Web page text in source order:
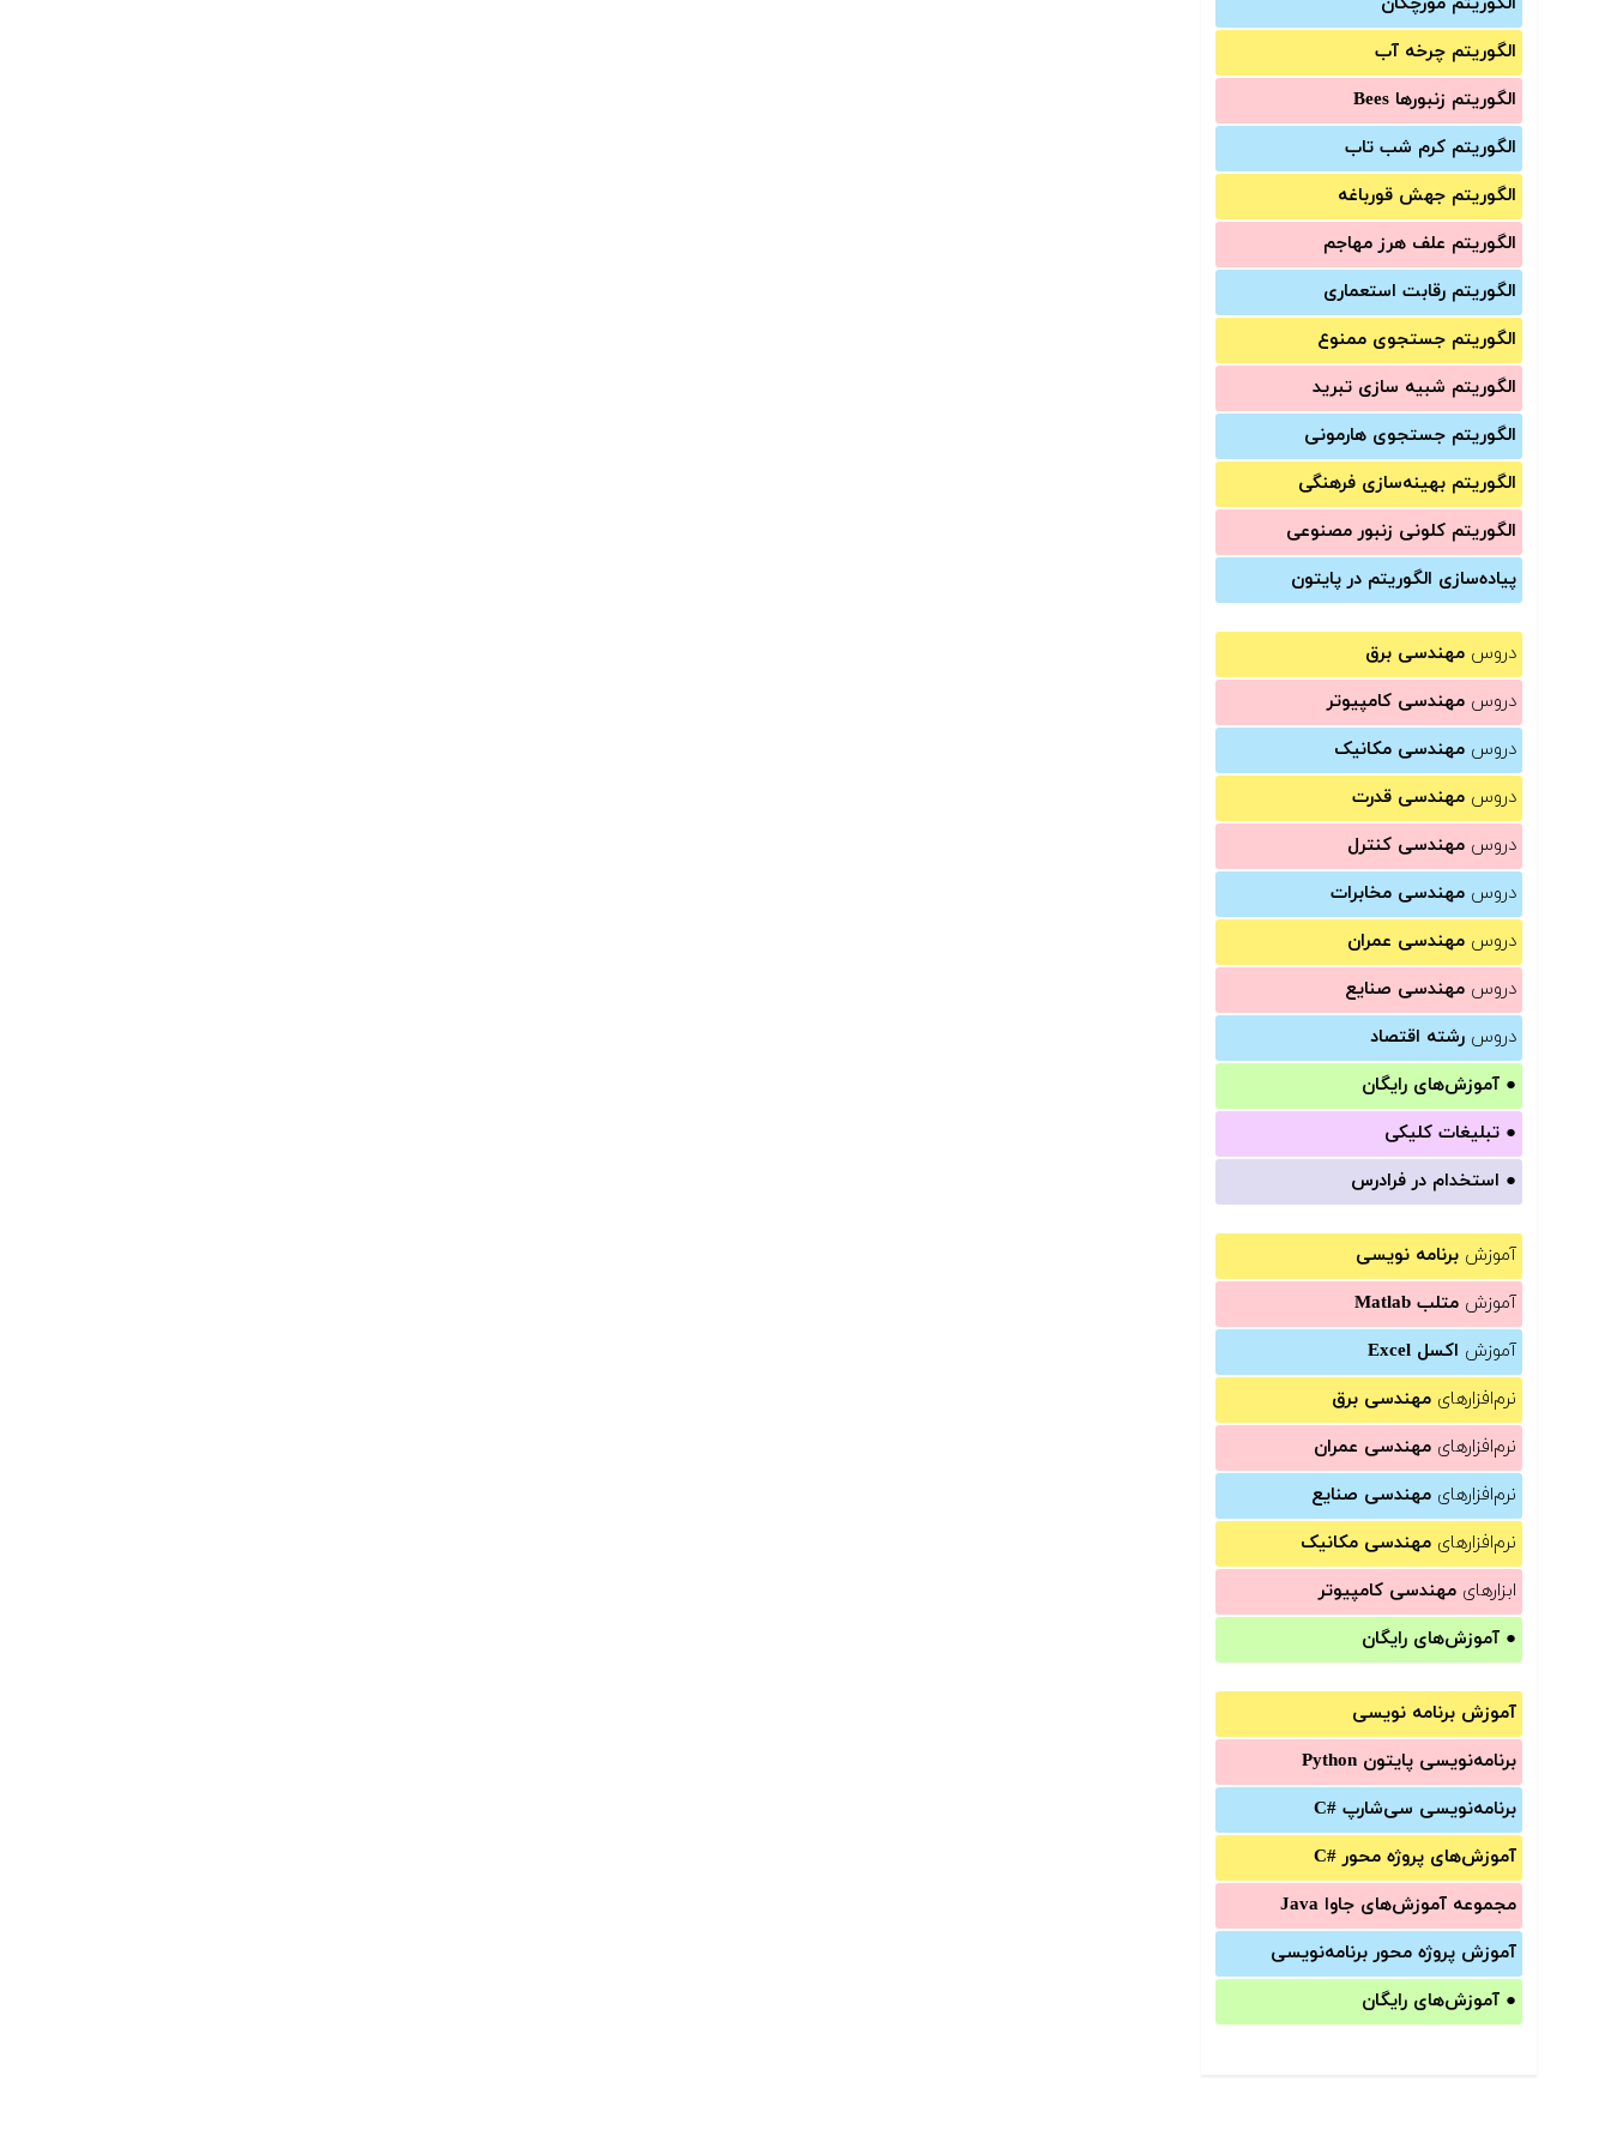
الگوریتم چرخه آب
الگوریتم زنبورها Bees
الگوریتم کرم شب تاب
الگوریتم جهش قورباغه
الگوریتم علف هرز مهاجم
الگوریتم رقابت استعماری
الگوریتم جستجوی ممنوع
الگوریتم شبیه سازی تبرید
الگوریتم جستجوی هارمونی
الگوریتم بهینه‌سازی فرهنگی
الگوریتم کلونی زنبور مصنوعی
پیاده‌سازی الگوریتم در پایتون
دروس مهندسی برق
دروس مهندسی کامپیوتر
دروس مهندسی مکانیک
دروس مهندسی قدرت
دروس مهندسی کنترل
دروس مهندسی مخابرات
دروس مهندسی عمران
دروس مهندسی صنایع
دروس رشته اقتصاد
● آموزش‌های رایگان
● تبلیغات کلیکی
● استخدام در فرادرس
آموزش برنامه نویسی
آموزش متلب Matlab
آموزش اکسل Excel
نرم‌افزارهای مهندسی برق
نرم‌افزارهای مهندسی عمران
نرم‌افزارهای مهندسی صنایع
نرم‌افزارهای مهندسی مکانیک
ابزارهای مهندسی کامپیوتر
● آموزش‌های رایگان
آموزش برنامه نویسی
برنامه‌نویسی پایتون Python
برنامه‌‌نویسی سی‌شارپ C#‎
آموزش‌های پروژه محور #C
مجموعه آموزش‌های جاوا Java
آموزش‌ پروژه محور برنامه‌نویسی
● آموزش‌های رایگان